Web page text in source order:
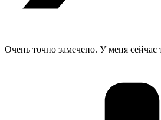
Очень точно замечено. У меня